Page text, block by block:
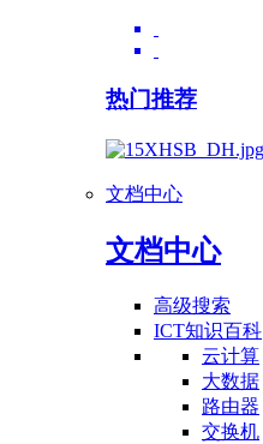
热门推荐
文档中心
文档中心
高级搜索
ICT知识百科
云计算
大数据
路由器
交换机